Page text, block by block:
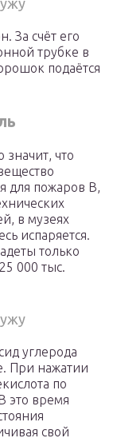
За счёт его
трубке в
подаётся
что
для пожаров В,
в музеях
испаряется.
только
000 тыс.
углерода
При нажатии
по
это время
свой